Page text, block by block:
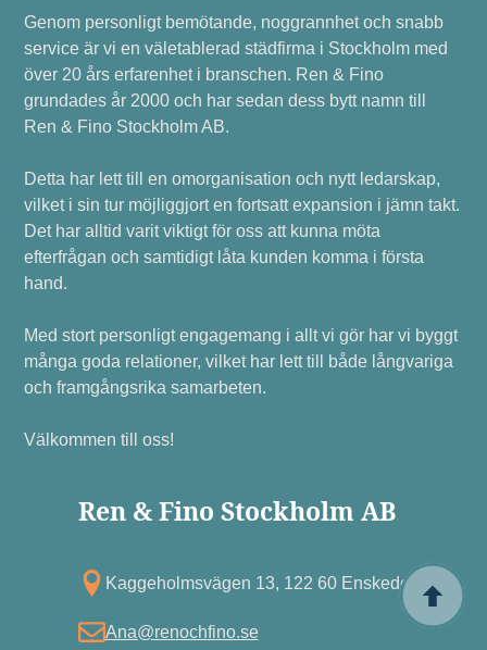
Genom personligt bemötande, noggrannhet och snabb
service är vi en väletablerad städfirma i Stockholm med
över 20 års erfarenhet i branschen. Ren & Fino
grundades år 2000 och har sedan dess bytt namn till
Ren & Fino Stockholm AB.
Detta har lett till en omorganisation och nytt ledarskap,
vilket i sin tur möjliggjort en fortsatt expansion i jämn takt.
Det har alltid varit viktigt för oss att kunna möta
efterfrågan och samtidigt låta kunden komma i första
hand.
Med stort personligt engagemang i allt vi gör har vi byggt
många goda relationer, vilket har lett till både långvariga
och framgångsrika samarbeten.
Välkommen till oss!
Ren & Fino Stockholm AB
Kagg eholmsvägen 13, 122 60 Enskede
Ana@renochfino.se